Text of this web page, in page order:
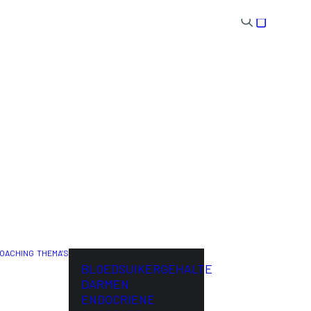
THEMA’S
BLOEDSUIKERGEHALTE
DARMEN
ENDOCRIENE